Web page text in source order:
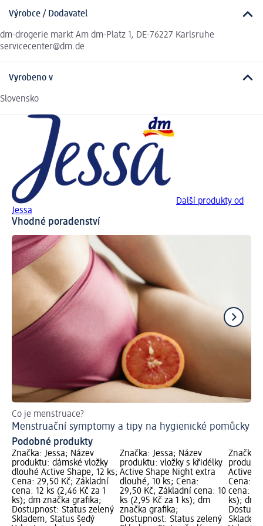
Výrobce / Dodavatel
dm-drogerie markt Am dm-Platz 1, DE-76227 Karlsruhe
servicecenter@dm.de
Vyrobeno v
Slovensko
Další produkty od
Jessa
Vhodné poradenství
Co je menstruace?
Menstruační symptomy a tipy na hygienické pomůcky
Podobné produkty
Značka: Jessa; Název
produktu: dámské vložky
dlouhé Active Shape, 12 ks;
Cena: 29,50 Kč; Základní
cena: 12 ks (2,46 Kč za 1
ks); dm značka grafika;
Dostupnost: Status zelený
Skladem, Status šedý
Značka: Jessa; Název
produktu: vložky s křidélky
Active Shape Night extra
dlouhé, 10 ks; Cena:
29,50 Kč; Základní cena: 10
ks (2,95 Kč za 1 ks); dm
značka grafika;
Dostupnost: Status zelený
Značka:
Active
Cena:
cena: 12
ks); dm